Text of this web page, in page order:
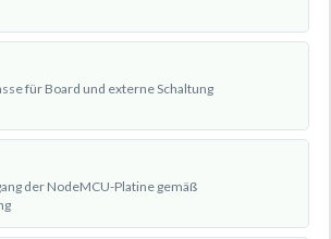
für Board und externe Schaltung
der NodeMCU-Platine gemäß